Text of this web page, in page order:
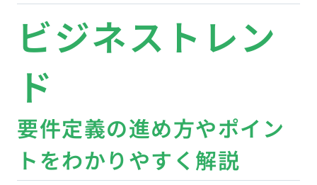
ビジネストレン
ド
要件定義の進め方やポイン
トをわかりやすく解説